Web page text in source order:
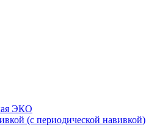
ЭКО
(с периодической навивкой)